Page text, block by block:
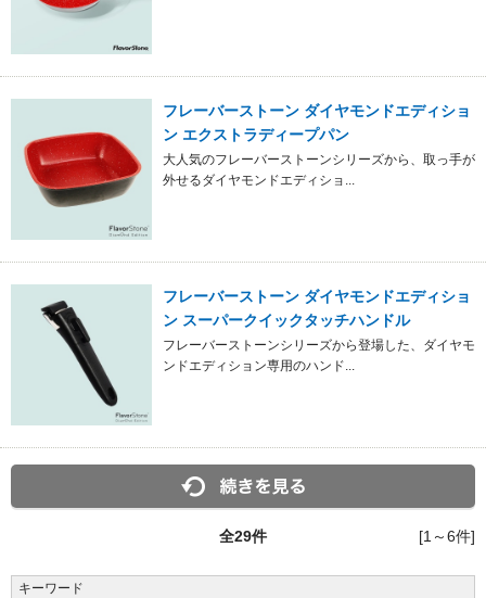
フレーバーストーン ダイヤモンドエディショ
ン エクストラディープパン
大人気のフレーバーストーンシリーズから、取っ手が
外せるダイヤモンドエディショ...
フレーバーストーン ダイヤモンドエディショ
ン スーパークイックタッチハンドル
フレーバーストーンシリーズから登場した、ダイヤモ
ンドエディション専用のハンド...
[1～6件]
全29件
キーワード